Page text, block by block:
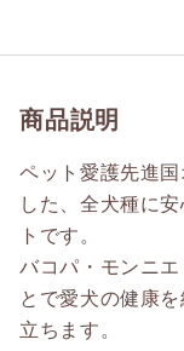
商品説明
ペット愛護先進
した、全犬種に
トです。
バコパ・モンニ
とで愛犬の健康
立ちます。